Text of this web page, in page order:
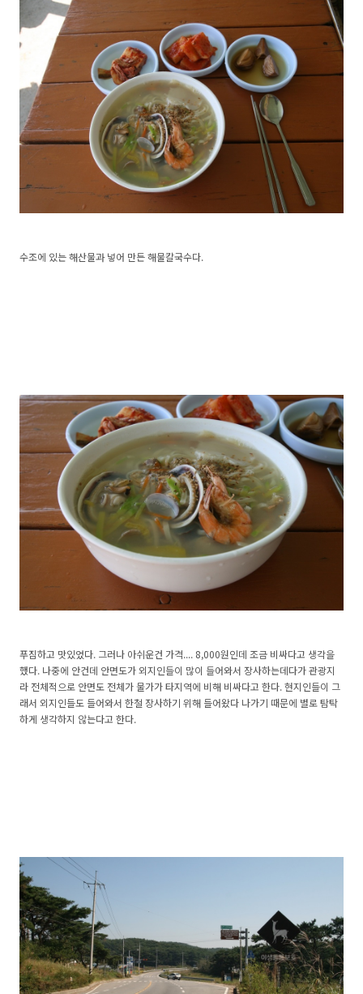
수조에 있는 해산물과 넣어 만든 해물칼국수다.
푸짐하고 맛있었다. 그러나 아쉬운건 가격.... 8,000원인데 조금 비싸다고 생각을
했다. 나중에 안건데 안면도가 외지인들이 많이 들어와서 장사하는데다가 관광지
라 전체적으로 안면도 전체가 물가가 타지역에 비해 비싸다고 한다. 현지인들이 그
래서 외지인들도 들어와서 한철 장사하기 위해 들어왔다 나가기 때문에 별로 탐탁
하게 생각하지 않는다고 한다.